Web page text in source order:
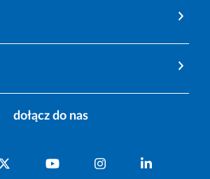
dołącz do nas